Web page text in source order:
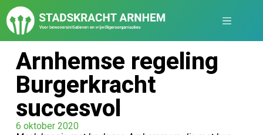
Arnhemse regeling
Burgerkracht
succesvol
6 oktober 2020